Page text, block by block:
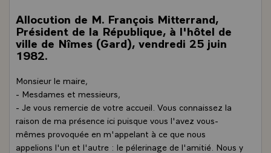
Allocution de M. François Mitterrand,
Président de la République, à l'hôtel de
ville de Nîmes (Gard), vendredi 25 juin
1982.
Monsieur le maire,
- Mesdames et messieurs,
- Je vous remercie de votre accueil. Vous connaissez la
raison de ma présence ici puisque vous l'avez vous-
mêmes provoquée en m'appelant à ce que nous
appelions l'un et l'autre : le pélerinage de l'amitié. Nous y